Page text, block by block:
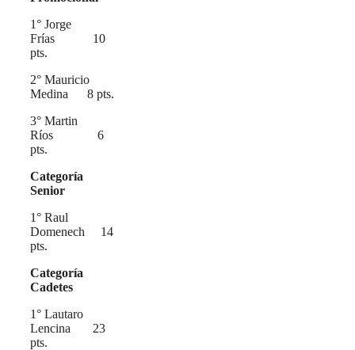
1° Jorge
Frías 10
pts.
2° Mauricio
Medina 8 pts.
3° Martin
Ríos 6
pts.
Categoría
Senior
1° Raul
Domenech 14
pts.
Categoría
Cadetes
1° Lautaro
Lencina 23
pts.